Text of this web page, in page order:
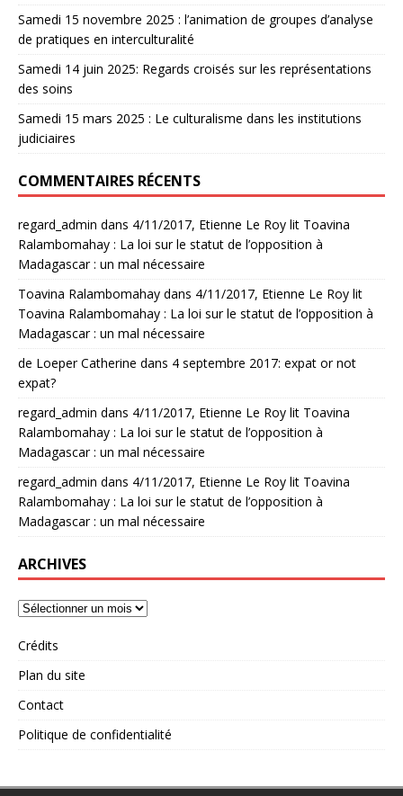
Samedi 15 novembre 2025 : l’animation de groupes d’analyse
de pratiques en interculturalité
Samedi 14 juin 2025: Regards croisés sur les représentations
des soins
Samedi 15 mars 2025 : Le culturalisme dans les institutions
judiciaires
COMMENTAIRES RÉCENTS
regard_admin dans 4/11/2017, Etienne Le Roy lit Toavina
Ralambomahay : La loi sur le statut de l’opposition à
Madagascar : un mal nécessaire
Toavina Ralambomahay dans 4/11/2017, Etienne Le Roy lit
Toavina Ralambomahay : La loi sur le statut de l’opposition à
Madagascar : un mal nécessaire
de Loeper Catherine dans 4 septembre 2017: expat or not
expat?
regard_admin dans 4/11/2017, Etienne Le Roy lit Toavina
Ralambomahay : La loi sur le statut de l’opposition à
Madagascar : un mal nécessaire
regard_admin dans 4/11/2017, Etienne Le Roy lit Toavina
Ralambomahay : La loi sur le statut de l’opposition à
Madagascar : un mal nécessaire
ARCHIVES
Crédits
Plan du site
Contact
Politique de confidentialité